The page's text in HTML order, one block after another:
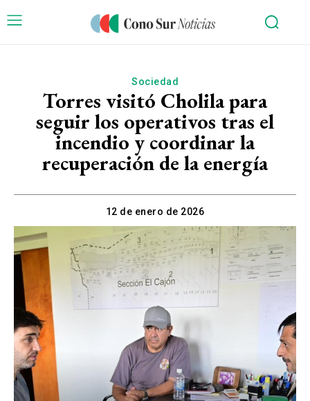
Sociedad
Torres visitó Cholila para
seguir los operativos tras el
incendio y coordinar la
recuperación de la energía
12 de enero de 2026